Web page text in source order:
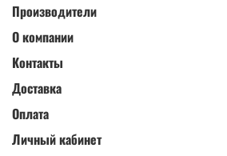
Производители
О компании
Контакты
Доставка
Оплата
Личный кабинет